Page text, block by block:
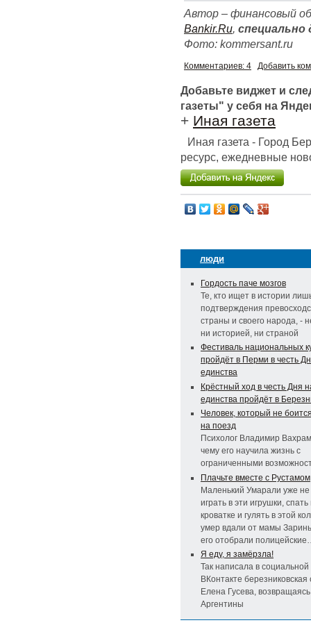
Автор – финансовый
Bankir.Ru, специально
Фото: kommersant.ru
Комментариев: 4 Добавить
Добавьте виджет и
газеты" у себя на
+ Иная газета
Иная газета - Город
ресурс, ежедневные
люди
Гордость паче мозгов
Те, кто ищет в истории
подтверждения
страны и своего народа, -
ни историей, ни страной
Фестиваль национальных
пройдёт в Перми в честь
единства
Крёстный ход в честь Дня
единства пройдёт в
Человек, который не
на поезд
Психолог Владимир
чему его научила жизнь с
ограниченными
Плачьте вместе с Рустамом
Маленький Умарали уже не
играть в эти игрушки, спать
кроватке и гулять в этой
умер вдали от мамы
его отобрали
Я еду, я замёрзла!
Так написала в социальной
ВКонтакте березниковская
Елена Гусева,
Аргентины